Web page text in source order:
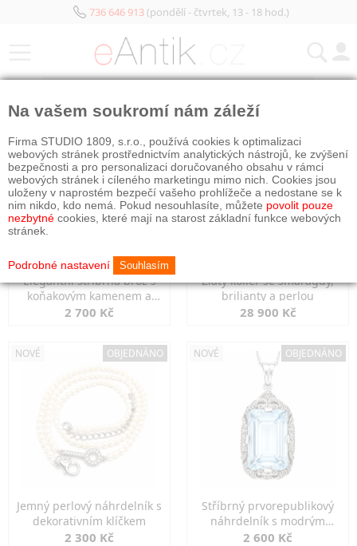
736 646 913(pondělí - čtvrtek, 13 - 18 hod.)
Elegantní stříbrná brož s
koňakovým kamenem a
markazity
2 700 Kč
Zlatý kolier se smaragdy,
brilianty a perlou
28 900 Kč
NOVÉ OBJEDNÁNO
Jemný perlový náhrdelník s
dekorativním klíčkem
2 300 Kč
NOVÉ OBJEDNÁNO
Stříbrný prvorepublikový
náhrdelník s modrým
spinelem
2 600 Kč
Na vašem soukromí nám záleží
Firma STUDIO 1809, s.r.o., používá cookies k optimalizaci
webových stránek prostřednictvím analytických nástrojů, ke zvýšení
bezpečnosti a pro personalizaci doručovaného obsahu v rámci
webových stránek i cíleného marketingu mimo nich. Cookies jsou
uloženy v naprostém bezpečí vašeho prohlížeče a nedostane se k
nim nikdo, kdo nemá. Pokud nesouhlasíte, můžete povolit pouze
nezbytné cookies, které mají na starost základní funkce webových
stránek.
Podrobné nastavení Souhlasím